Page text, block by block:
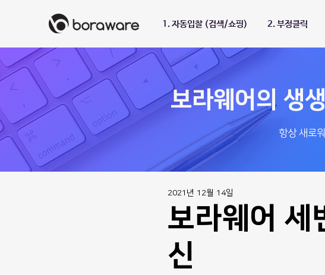
1. 자동입찰 (검색/쇼핑) 2. 부정클릭
보라웨어의 생
항상 새로
보라웨어 세
신
2021년 12월 14일